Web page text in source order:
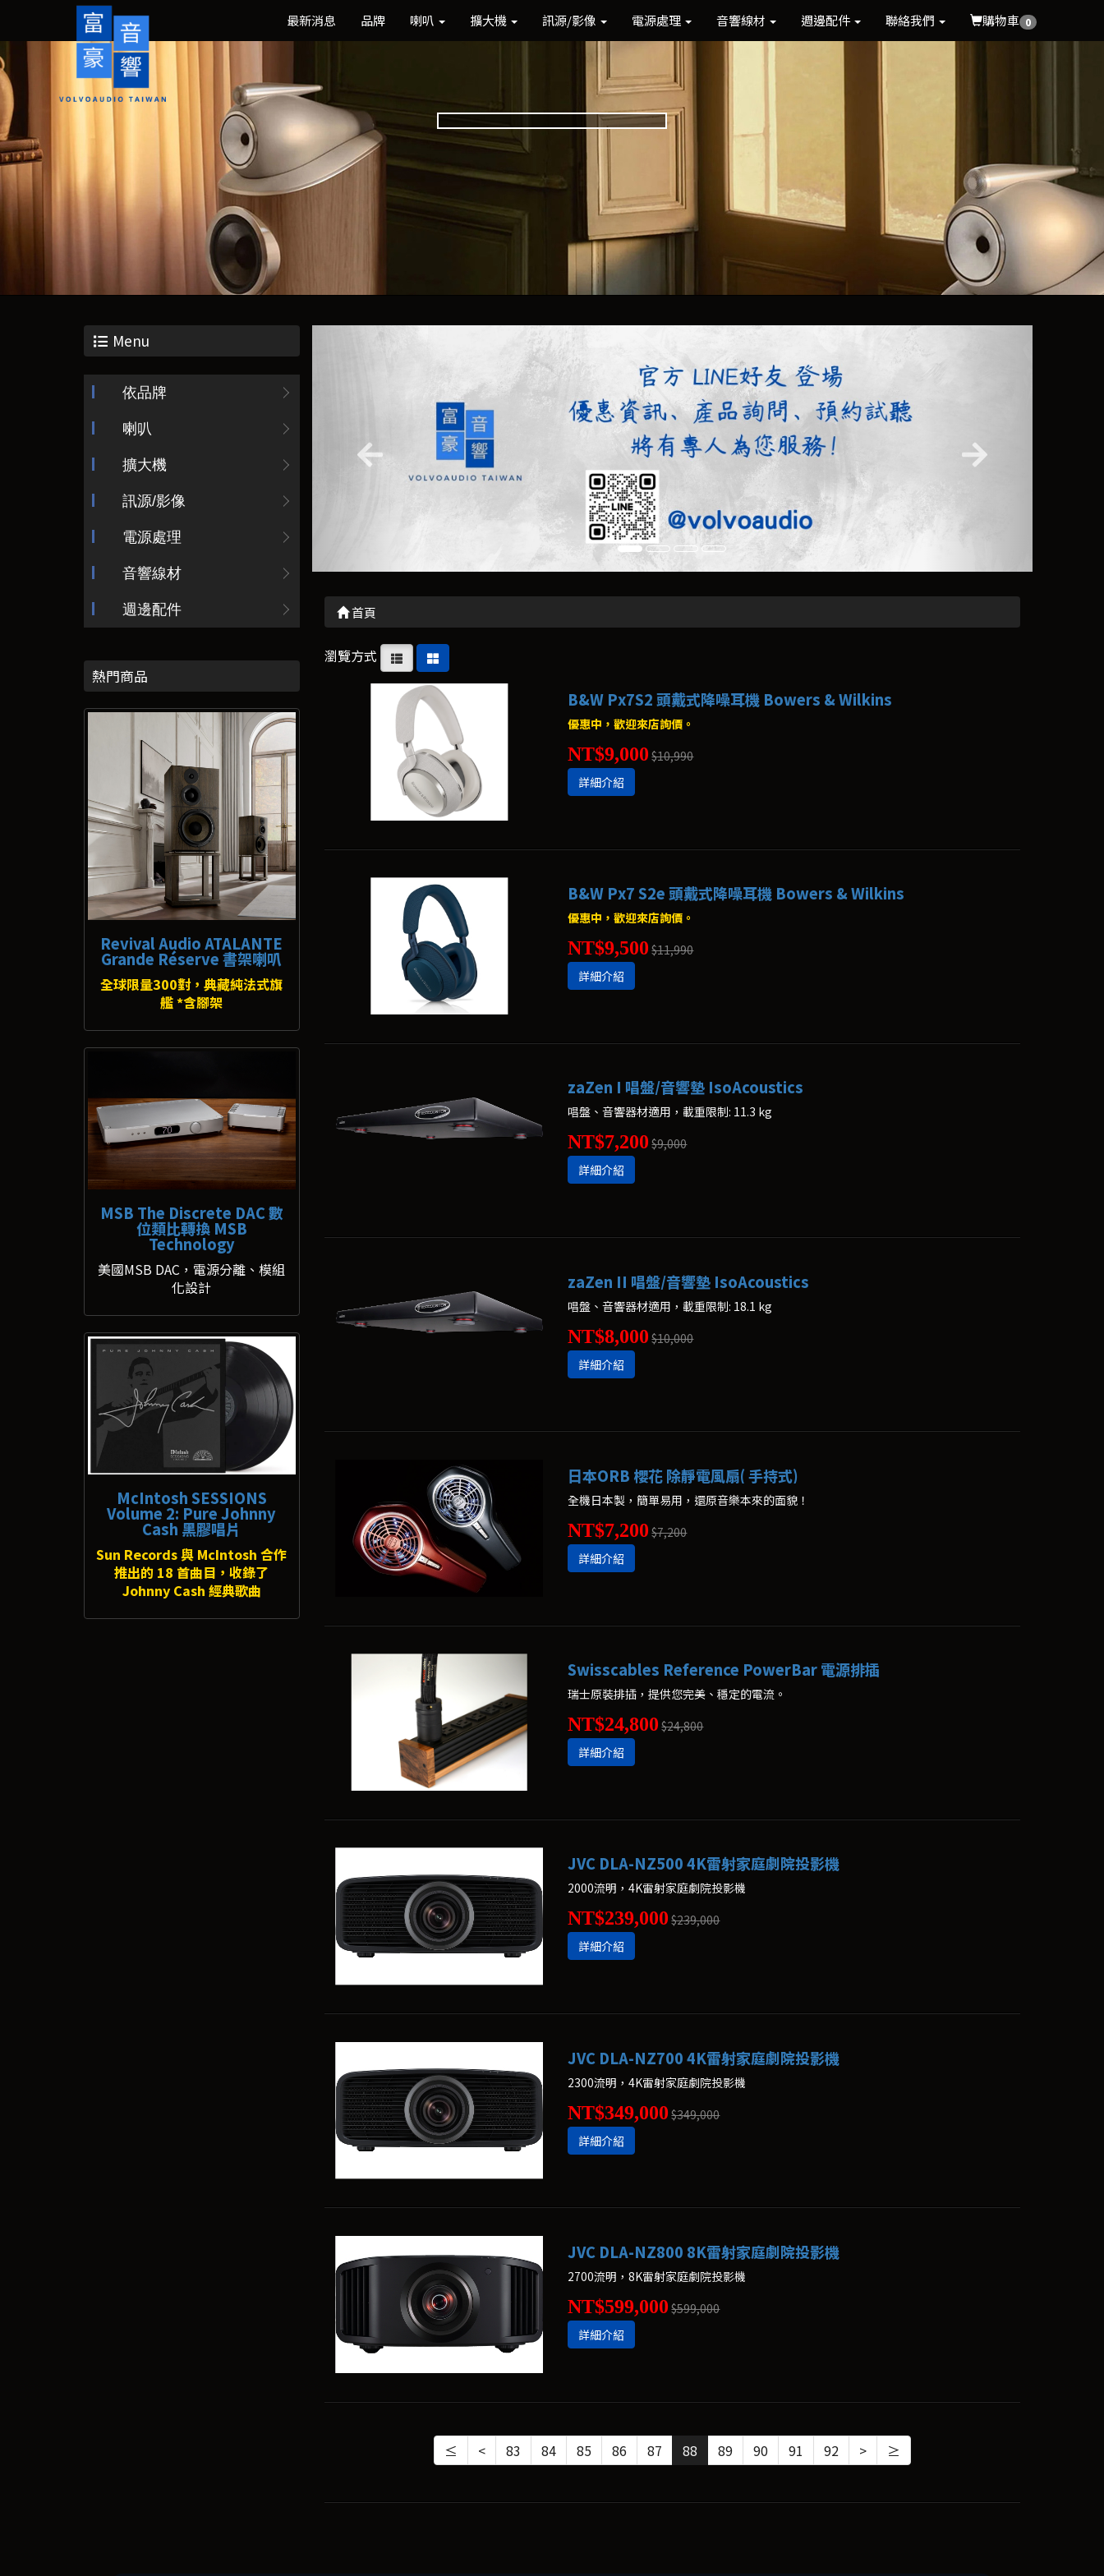
最新消息 品牌 喇叭 擴大機 訊源/影像 電源處理 音響線材 週邊配件 聯絡我們 購物車 0
Menu
依品牌
喇叭
擴大機
訊源/影像
電源處理
音響線材
週邊配件
熱門商品
Revival Audio ATALANTE
Grande Réserve 書架喇叭
全球限量300對，典藏純法式旗
艦 *含腳架
MSB The Discrete DAC 數
位類比轉換 MSB
Technology
美國MSB DAC，電源分離、模組
化設計
McIntosh SESSIONS
Volume 2: Pure Johnny
Cash 黑膠唱片
Sun Records 與 McIntosh 合作
推出的 18 首曲目，收錄了
Johnny Cash 經典歌曲
首頁
瀏覽方式
B&W Px7S2 頭戴式降噪耳機 Bowers & Wilkins
優惠中，歡迎來店詢價。
NT$9,000 $10,990
詳細介紹
B&W Px7 S2e 頭戴式降噪耳機 Bowers & Wilkins
優惠中，歡迎來店詢價。
NT$9,500 $11,990
詳細介紹
zaZen I 唱盤/音響墊 IsoAcoustics
唱盤、音響器材適用，載重限制: 11.3 kg
NT$7,200 $9,000
詳細介紹
zaZen II 唱盤/音響墊 IsoAcoustics
唱盤、音響器材適用，載重限制: 18.1 kg
NT$8,000 $10,000
詳細介紹
日本ORB 櫻花 除靜電風扇( 手持式)
全機日本製，簡單易用，還原音樂本來的面貌！
NT$7,200 $7,200
詳細介紹
Swisscables Reference PowerBar 電源排插
瑞士原裝排插，提供您完美、穩定的電流。
NT$24,800 $24,800
詳細介紹
JVC DLA-NZ500 4K雷射家庭劇院投影機
2000流明，4K雷射家庭劇院投影機
NT$239,000 $239,000
詳細介紹
JVC DLA-NZ700 4K雷射家庭劇院投影機
2300流明，4K雷射家庭劇院投影機
NT$349,000 $349,000
詳細介紹
JVC DLA-NZ800 8K雷射家庭劇院投影機
2700流明，8K雷射家庭劇院投影機
NT$599,000 $599,000
詳細介紹
≤ < 83 84 85 86 87 88 89 90 91 92 > ≥